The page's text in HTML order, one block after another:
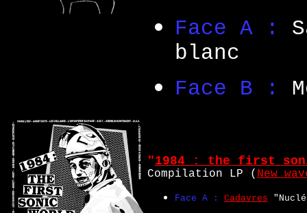
Face A :
blanc
Face B :
"1984 : the first
Compilation LP ( New
Face A : Cadavres